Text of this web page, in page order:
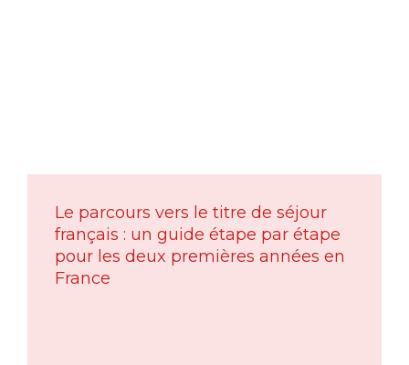
Le parcours vers le titre de séjour
français : un guide étape par étape
pour les deux premières années en
France